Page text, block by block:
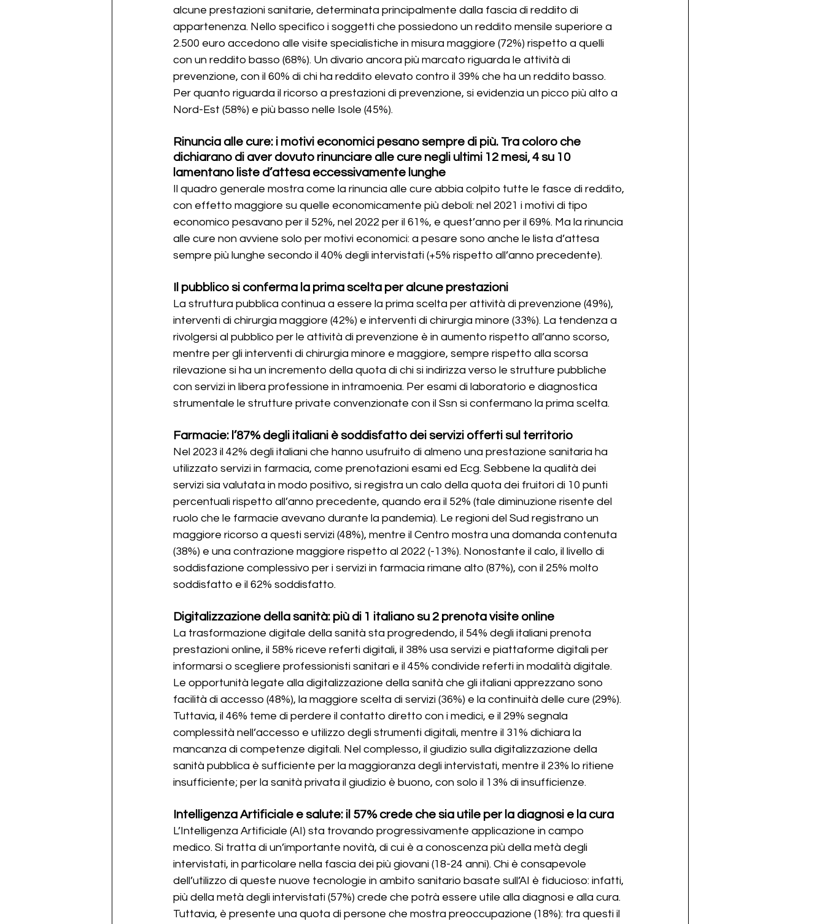
alcune prestazioni sanitarie, determinata principalmente dalla fascia di reddito di
appartenenza. Nello specifico i soggetti che possiedono un reddito mensile superiore a
2.500 euro accedono alle visite specialistiche in misura maggiore (72%) rispetto a quelli
con un reddito basso (68%). Un divario ancora più marcato riguarda le attività di
prevenzione, con il 60% di chi ha reddito elevato contro il 39% che ha un reddito basso.
Per quanto riguarda il ricorso a prestazioni di prevenzione, si evidenzia un picco più alto a
Nord-Est (58%) e più basso nelle Isole (45%).
Rinuncia alle cure: i motivi economici pesano sempre di più. Tra coloro che
dichiarano di aver dovuto rinunciare alle cure negli ultimi 12 mesi, 4 su 10
lamentano liste d’attesa eccessivamente lunghe
Il quadro generale mostra come la rinuncia alle cure abbia colpito tutte le fasce di reddito,
con effetto maggiore su quelle economicamente più deboli: nel 2021 i motivi di tipo
economico pesavano per il 52%, nel 2022 per il 61%, e quest’anno per il 69%. Ma la rinuncia
alle cure non avviene solo per motivi economici: a pesare sono anche le lista d’attesa
sempre più lunghe secondo il 40% degli intervistati (+5% rispetto all’anno precedente).
Il pubblico si conferma la prima scelta per alcune prestazioni
La struttura pubblica continua a essere la prima scelta per attività di prevenzione (49%),
interventi di chirurgia maggiore (42%) e interventi di chirurgia minore (33%). La tendenza a
rivolgersi al pubblico per le attività di prevenzione è in aumento rispetto all’anno scorso,
mentre per gli interventi di chirurgia minore e maggiore, sempre rispetto alla scorsa
rilevazione si ha un incremento della quota di chi si indirizza verso le strutture pubbliche
con servizi in libera professione in intramoenia. Per esami di laboratorio e diagnostica
strumentale le strutture private convenzionate con il Ssn si confermano la prima scelta.
Farmacie: l’87% degli italiani è soddisfatto dei servizi offerti sul territorio
Nel 2023 il 42% degli italiani che hanno usufruito di almeno una prestazione sanitaria ha
utilizzato servizi in farmacia, come prenotazioni esami ed Ecg. Sebbene la qualità dei
servizi sia valutata in modo positivo, si registra un calo della quota dei fruitori di 10 punti
percentuali rispetto all’anno precedente, quando era il 52% (tale diminuzione risente del
ruolo che le farmacie avevano durante la pandemia). Le regioni del Sud registrano un
maggiore ricorso a questi servizi (48%), mentre il Centro mostra una domanda contenuta
(38%) e una contrazione maggiore rispetto al 2022 (-13%). Nonostante il calo, il livello di
soddisfazione complessivo per i servizi in farmacia rimane alto (87%), con il 25% molto
soddisfatto e il 62% soddisfatto.
Digitalizzazione della sanità: più di 1 italiano su 2 prenota visite online
La trasformazione digitale della sanità sta progredendo, il 54% degli italiani prenota
prestazioni online, il 58% riceve referti digitali, il 38% usa servizi e piattaforme digitali per
informarsi o scegliere professionisti sanitari e il 45% condivide referti in modalità digitale.
Le opportunità legate alla digitalizzazione della sanità che gli italiani apprezzano sono
facilità di accesso (48%), la maggiore scelta di servizi (36%) e la continuità delle cure (29%).
Tuttavia, il 46% teme di perdere il contatto diretto con i medici, e il 29% segnala
complessità nell’accesso e utilizzo degli strumenti digitali, mentre il 31% dichiara la
mancanza di competenze digitali. Nel complesso, il giudizio sulla digitalizzazione della
sanità pubblica è sufficiente per la maggioranza degli intervistati, mentre il 23% lo ritiene
insufficiente; per la sanità privata il giudizio è buono, con solo il 13% di insufficienze.
Intelligenza Artificiale e salute: il 57% crede che sia utile per la diagnosi e la cura
L’Intelligenza Artificiale (AI) sta trovando progressivamente applicazione in campo
medico. Si tratta di un’importante novità, di cui è a conoscenza più della metà degli
intervistati, in particolare nella fascia dei più giovani (18-24 anni). Chi è consapevole
dell’utilizzo di queste nuove tecnologie in ambito sanitario basate sull’AI è fiducioso: infatti,
più della metà degli intervistati (57%) crede che potrà essere utile alla diagnosi e alla cura.
Tuttavia, è presente una quota di persone che mostra preoccupazione (18%): tra questi il